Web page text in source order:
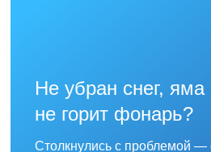
Не убран снег, яма
не горит фонарь?
Столкнулись с проблемой —